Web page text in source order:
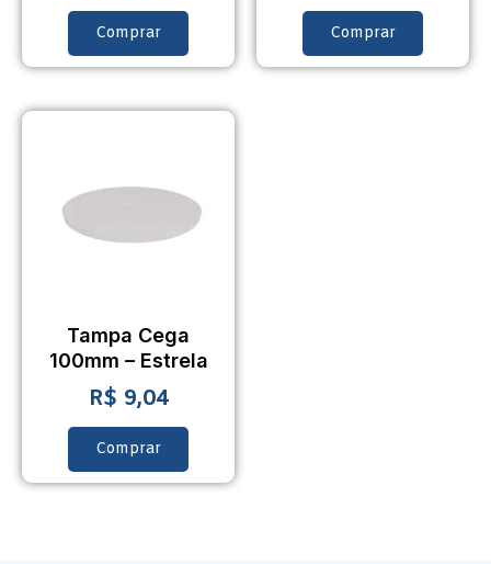
Comprar Comprar
Tampa Cega
100mm – Estrela
R$ 9,04
Comprar